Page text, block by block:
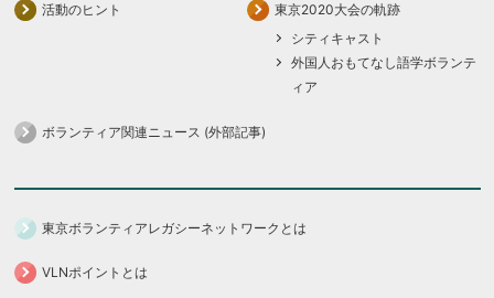
活動のヒント
東京2020大会の軌跡
シティキャスト
外国人おもてなし語学ボランテ
ィア
ボランティア関連ニュース (外部記事)
東京ボランティアレガシーネットワークとは
VLNポイントとは